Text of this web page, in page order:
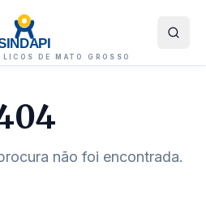
DE MATO GROSSO
não foi encontrada.